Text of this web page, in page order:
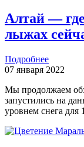
Алтай —
лыжах
Подробнее
07 января 2022
Мы продолжаем
запустились на
уровнем снега